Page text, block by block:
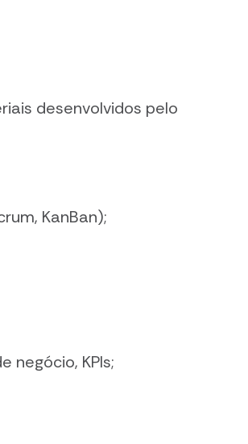
desenvolvidos pelo
KanBan);
negócio, KPIs;